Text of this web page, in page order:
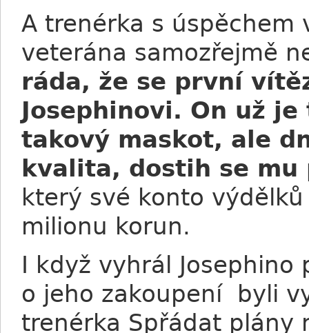
A trenérka s úspěchem
veterána samozřejmě
ráda, že se první
Josephinovi. On už
takový maskot, ale
kvalita, dostih se mu
který své konto
milionu korun.
I když vyhrál
o jeho zakoupení byli
trenérka Spřádat plány